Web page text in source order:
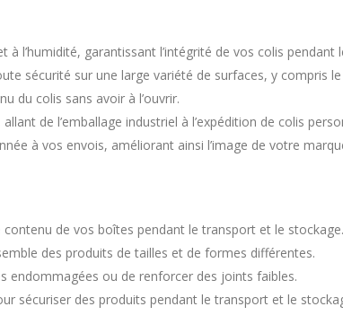
à l’humidité, garantissant l’intégrité de vos colis pendant
sécurité sur une large variété de surfaces, y compris
du colis sans avoir à l’ouvrir.
de l’emballage industriel à l’expédition de colis
à vos envois, améliorant ainsi l’image de votre
contenu de vos boîtes pendant le transport et le stockage.
des produits de tailles et de formes différentes.
endommagées ou de renforcer des joints faibles.
sécuriser des produits pendant le transport et le